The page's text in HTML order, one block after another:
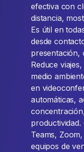
efectiva con
distancia,
Es útil en
desde
presentación,
Reduce
medio
en
automáticas,
Teams,
equipos de